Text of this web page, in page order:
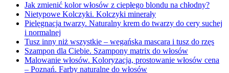
Jak zmienić kolor włosów z ciepłego blondu na chłodny?
Nietypowe Kolczyki. Kolczyki minerały
Pielęgnacja twarzy. Naturalny krem do twarzy do cery suchej
i normalnej
Tusz inny niż wszystkie – wegańska mascara i tusz do rzęs
Szampon dla Ciebie. Szampony matrix do włosów
Malowanie włosów. Koloryzacja, prostowanie włosów cena
– Poznań. Farby naturalne do włosów